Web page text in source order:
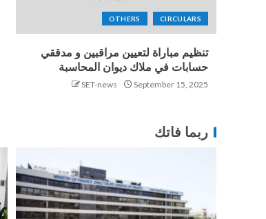
CIRCULARS
OTHERS
تنظيم مباراة لتعيين مراقبين و مدققي
حسابات في ملاك ديوان المحاسبة
September 15, 2025
SET-news
ربما فاتك